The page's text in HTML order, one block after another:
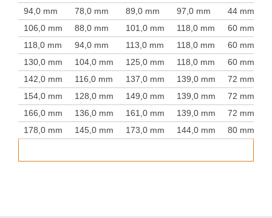
94,0 mm
78,0 mm 89,0 mm 97,0 mm
44 mm
106,0 mm
88,0 mm 101,0 mm 118,0 mm
60 mm
118,0 mm
94,0 mm 113,0 mm 118,0 mm
60 mm
130,0 mm
104,0 mm 125,0 mm 118,0 mm
60 mm
142,0 mm
116,0 mm 137,0 mm 139,0 mm
72 mm
154,0 mm
128,0 mm 149,0 mm 139,0 mm
72 mm
166,0 mm
136,0 mm 161,0 mm 139,0 mm
72 mm
178,0 mm
145,0 mm 173,0 mm 144,0 mm 80 mm